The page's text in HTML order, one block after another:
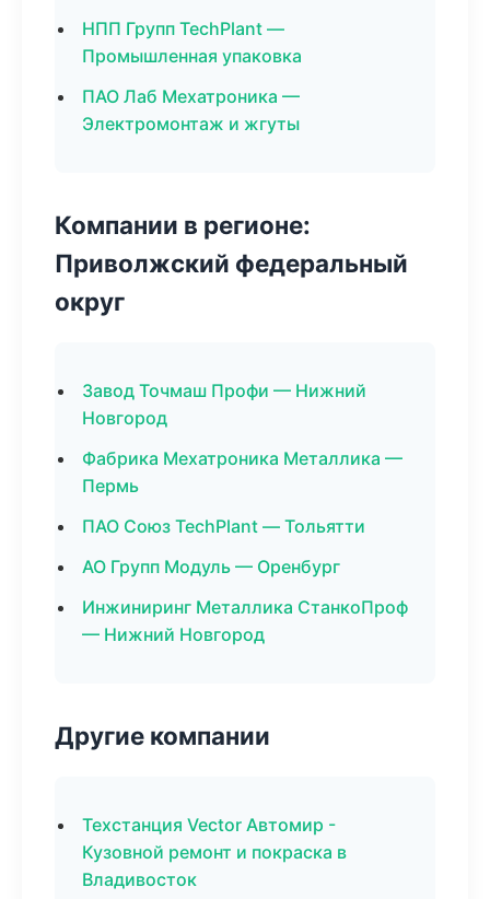
НПП Групп TechPlant —
Промышленная упаковка
ПАО Лаб Мехатроника —
Электромонтаж и жгуты
Компании в регионе:
Приволжский федеральный
округ
Завод Точмаш Профи — Нижний
Новгород
Фабрика Мехатроника Металлика —
Пермь
ПАО Союз TechPlant — Тольятти
АО Групп Модуль — Оренбург
Инжиниринг Металлика СтанкоПроф
— Нижний Новгород
Другие компании
Техстанция Vector Автомир -
Кузовной ремонт и покраска в
Владивосток